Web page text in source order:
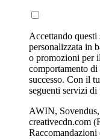
Accettando
personalizzata in
o promozioni per
comportamento
successo. Con il
seguenti servizi di
AWIN,
creativecdn.com